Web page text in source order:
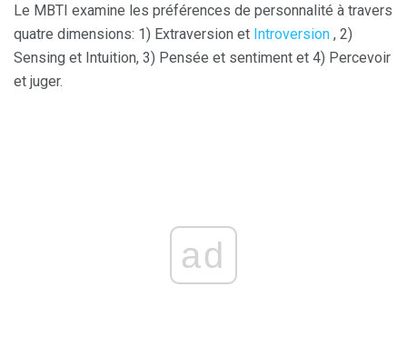
Le MBTI examine les préférences de personnalité à travers
quatre dimensions: 1) Extraversion et Introversion , 2)
Sensing et Intuition, 3) Pensée et sentiment et 4) Percevoir
et juger.
ad